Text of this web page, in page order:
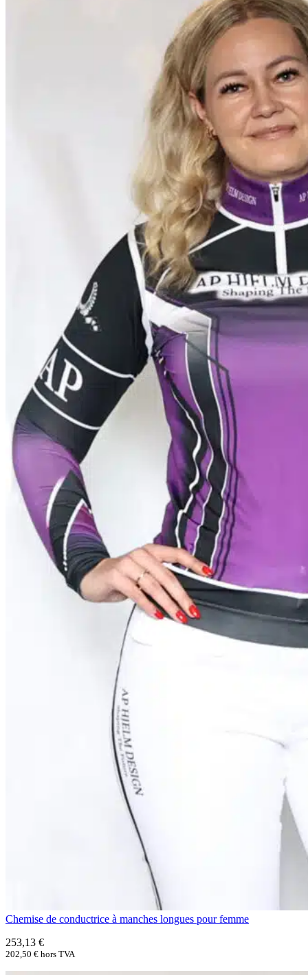
Chemise de conductrice à manches longues pour femme
253,13 €
202,50 € hors TVA